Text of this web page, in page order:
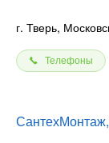
г. Тверь,
Телефоны